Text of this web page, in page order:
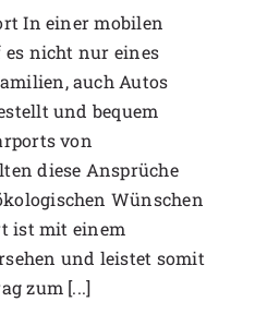
In einer mobilen
es nicht nur eines
auch Autos
und bequem
von
diese Ansprüche
Wünschen
ist mit einem
und leistet somit
zum [...]